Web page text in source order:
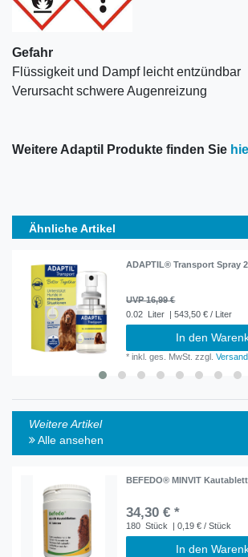
Gefahr
Flüssigkeit und Dampf leicht entzündbar
Verursacht schwere Augenreizung
Weitere Adaptil Produkte finden Sie
Ähnliche Artikel
ADAPTIL® Transport Spray
UVP 16,99 €
0.02 Liter | 543,50 € / Liter
In den
*inkl. ges. MwSt. zzgl.
Weitere Artikel
Alle ansehen
BEFEDO® MINVIT
34,30 € *
180 Stück | 0,19 € / Stück
In den